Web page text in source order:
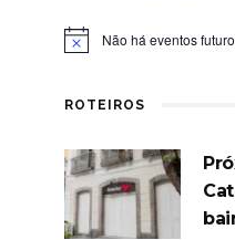
Notice Não há eventos
ROTEIROS